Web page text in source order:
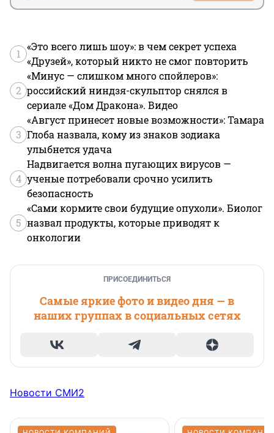
1
«Это всего лишь шоу»: в чем секрет успеха
«Друзей», который никто не смог повторить
2
«Минус — слишком много спойлеров»:
российский ниндзя-скульптор снялся в
сериале «Дом Дракона». Видео
3
«Август принесет новые возможности»: Тамара
Глоба назвала, кому из знаков зодиака
улыбнется удача
4
Надвигается волна пугающих вирусов —
ученые потребовали срочно усилить
безопасность
5
«Сами кормите свои будущие опухоли». Биолог
назвал продукты, которые приводят к
онкологии
ПРИСОЕДИНИТЬСЯ
Самые яркие фото и видео дня — в
наших группах в социальных сетях
Новости СМИ2